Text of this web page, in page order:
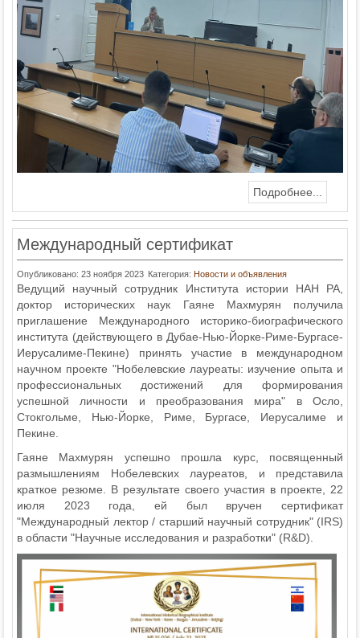
Подробнее...
Международный сертификат
Опубликовано: 23 ноября 2023 Категория: Новости и объявления
Ведущий научный сотрудник Института истории НАН РА,
доктор исторических наук Гаяне Махмурян получила
приглашение Международного историко-биографического
института (действующего в Дубае-Нью-Йорке-Риме-Бургасе-
Иерусалиме-Пекине) принять участие в международном
научном проекте "Нобелевские лауреаты: изучение опыта и
профессиональных достижений для формирования
успешной личности и преобразования мира" в Осло,
Стокгольме, Нью-Йорке, Риме, Бургасе, Иерусалиме и
Пекине.
Гаяне Махмурян успешно прошла курс, посвященный
размышлениям Нобелевских лауреатов, и представила
краткое резюме. В результате своего участия в проекте, 22
июля 2023 года, ей был вручен сертификат
"Международный лектор / старший научный сотрудник" (IRS)
в области "Научные исследования и разработки" (R&D).